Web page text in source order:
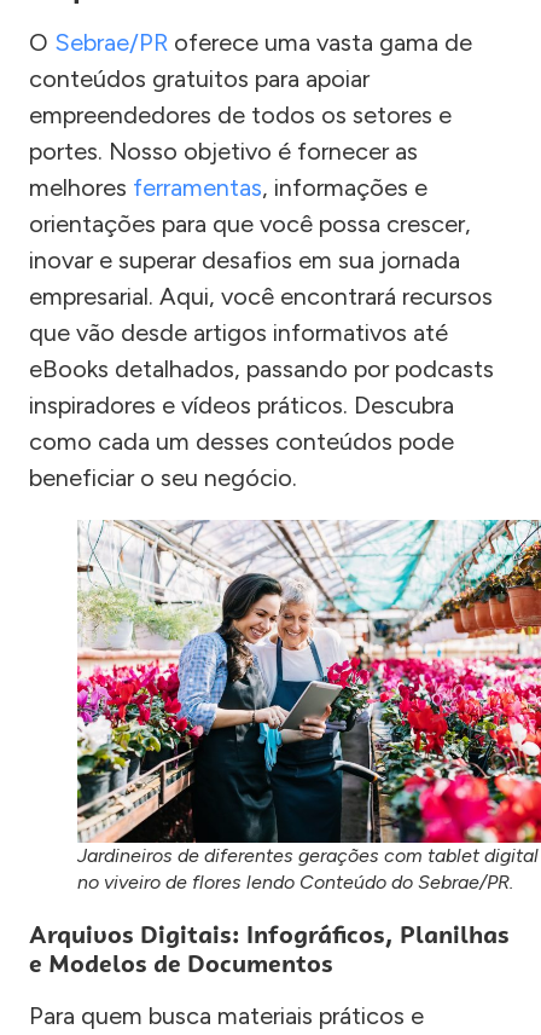
O Sebrae/PR oferece uma vasta gama de
conteúdos gratuitos para apoiar
empreendedores de todos os setores e
portes. Nosso objetivo é fornecer as
melhores ferramentas, informações e
orientações para que você possa crescer,
inovar e superar desafios em sua jornada
empresarial. Aqui, você encontrará recursos
que vão desde artigos informativos até
eBooks detalhados, passando por podcasts
inspiradores e vídeos práticos. Descubra
como cada um desses conteúdos pode
beneficiar o seu negócio.
Jardineiros de diferentes gerações com tablet digital
no viveiro de flores lendo Conteúdo do Sebrae/PR.
Arquivos Digitais: Infográficos, Planilhas
e Modelos de Documentos
Para quem busca materiais práticos e